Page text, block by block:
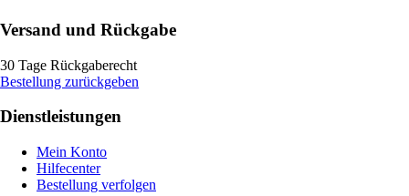
Versand und Rückgabe
30 Tage Rückgaberecht
Bestellung zurückgeben
Dienstleistungen
Mein Konto
Hilfecenter
Bestellung verfolgen